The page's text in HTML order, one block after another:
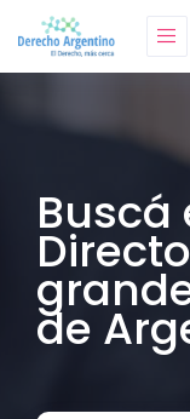
Buscá
de